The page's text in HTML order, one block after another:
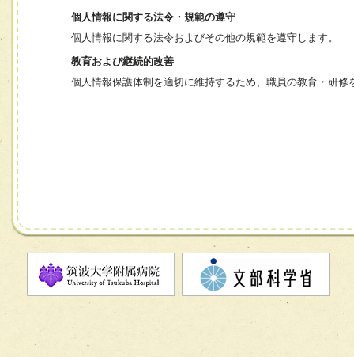
個人情報に関する法令・規範の遵守
個人情報に関する法令およびその他の規範を遵守します。
教育および継続的改善
個人情報保護体制を適切に維持するため、職員の教育・研